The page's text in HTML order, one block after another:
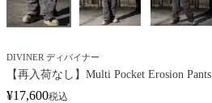
DIVINER ディバイナー
【再入荷なし】Multi Pocket Erosion Pants
¥17,600税込